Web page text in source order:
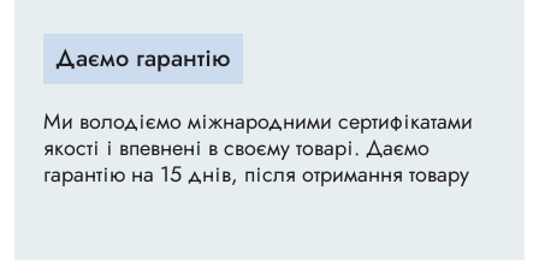
Даємо гарантію
Ми володіємо міжнародними сертифікатами
якості і впевнені в своєму товарі. Даємо
гарантію на 15 днів, після отримання товару